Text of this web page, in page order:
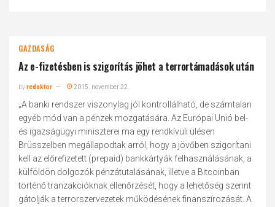
GAZDASÁG
Az e-fizetésben is szigorítás jöhet a terrortámadások után
byredaktor 2015. november 22.
„A banki rendszer viszonylag jól kontrollálható, de számtalan
egyéb mód van a pénzek mozgatására. Az Európai Unió bel-
és igazságügyi miniszterei ma egy rendkívüli ülésen
Brüsszelben megállapodtak arról, hogy a jövőben szigorítani
kell az előrefizetett (prepaid) bankkártyák felhasználásának, a
külföldön dolgozók pénzátutalásának, illetve a Bitcoinban
történő tranzakcióknak ellenőrzését, hogy a lehetőség szerint
gátolják a terrorszervezetek működésének finanszírozását. A